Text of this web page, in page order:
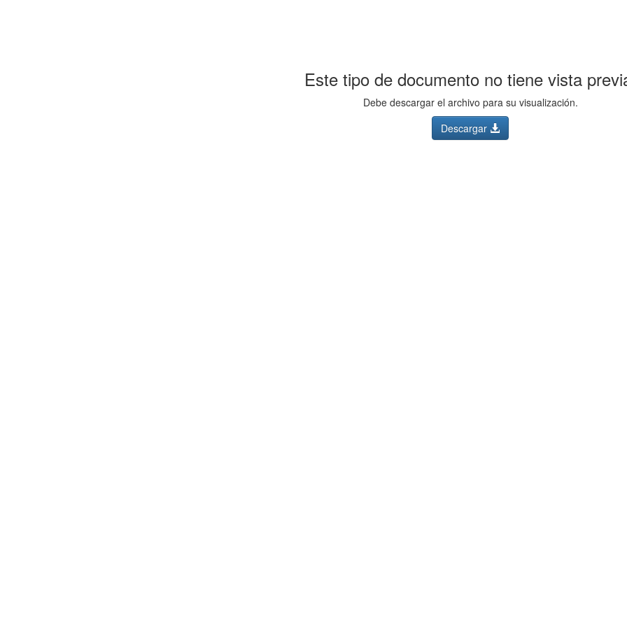
Este tipo de documento no tiene vista
Debe descargar el archivo para su visualización.
Descargar